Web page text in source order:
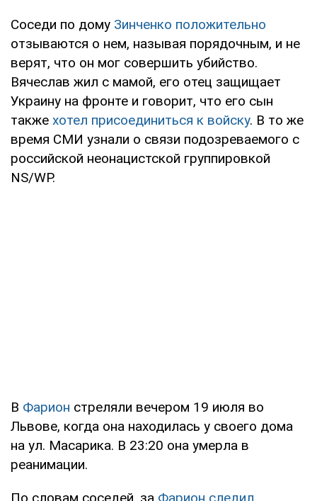
Соседи по дому Зинченко положительно
отзываются о нем, называя порядочным, и не
верят, что он мог совершить убийство.
Вячеслав жил с мамой, его отец защищает
Украину на фронте и говорит, что его сын
также хотел присоединиться к войску. В то же
время СМИ узнали о связи подозреваемого с
российской неонацистской группировкой
NS/WP.
В Фарион стреляли вечером 19 июля во
Львове, когда она находилась у своего дома
на ул. Масарика. В 23:20 она умерла в
реанимации.
По словам соседей, за Фарион следил